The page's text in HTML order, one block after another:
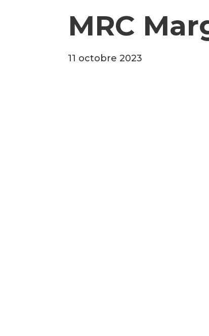
MRC
11 octobre 2023